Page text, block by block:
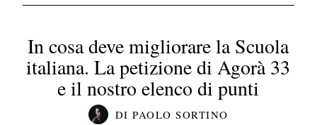
In cosa deve migliorare la Scuola
italiana. La petizione di Agorà 33
e il nostro elenco di punti
DIPAOLO SORTINO